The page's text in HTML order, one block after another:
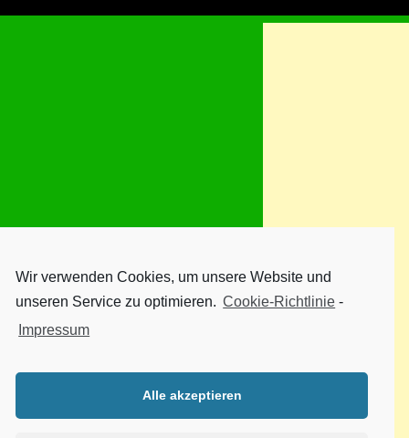
Wir verwenden Cookies, um unsere Website und
unseren Service zu optimieren. Cookie-Richtlinie -
Impressum
Alle akzeptieren